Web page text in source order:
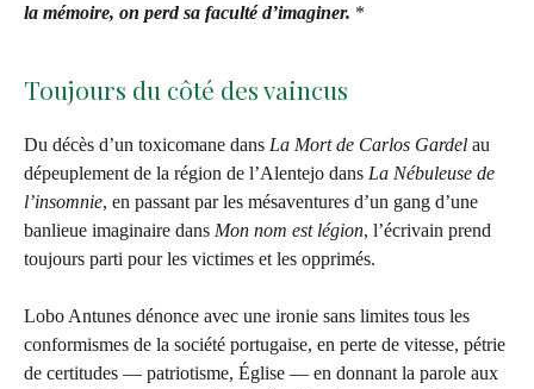
la mémoire, on perd sa faculté d’imaginer. *
Toujours du côté des vaincus
Du décès d’un toxicomane dans La Mort de Carlos Gardel au
dépeuplement de la région de l’Alentejo dans La Nébuleuse de
l’insomnie, en passant par les mésaventures d’un gang d’une
banlieue imaginaire dans Mon nom est légion, l’écrivain prend
toujours parti pour les victimes et les opprimés.
Lobo Antunes dénonce avec une ironie sans limites tous les
conformismes de la société portugaise, en perte de vitesse, pétrie
de certitudes — patriotisme, Église — en donnant la parole aux